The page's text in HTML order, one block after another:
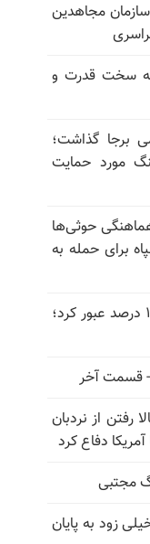
مجاهدین
سخت قدرت و
به نجران ۱۱ زخمی برجا گذاشت؛
مورد حمایت
حوثی‌ها
برای حمله به
شاخص فلاکت در ۱۹ استان از ۱۰۰ درصد عبور کرد؛
- قسمت آخر
از نردبان
دفاع کرد
مجتبی
زود به پایان